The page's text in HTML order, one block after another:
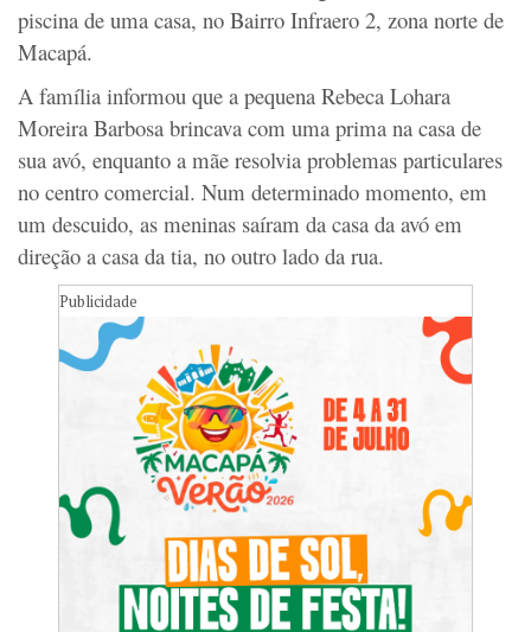
piscina de uma casa, no Bairro Infraero 2, zona norte de
Macapá.
A família informou que a pequena Rebeca Lohara
Moreira Barbosa brincava com uma prima na casa de
sua avó, enquanto a mãe resolvia problemas particulares
no centro comercial. Num determinado momento, em
um descuido, as meninas saíram da casa da avó em
direção a casa da tia, no outro lado da rua.
Publicidade